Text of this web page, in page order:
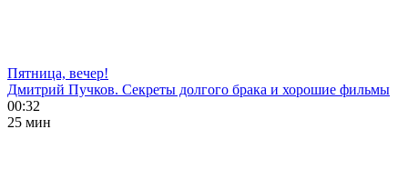
Пятница, вечер!
Дмитрий Пучков. Секреты долгого брака и хорошие фильмы
00:32
25 мин